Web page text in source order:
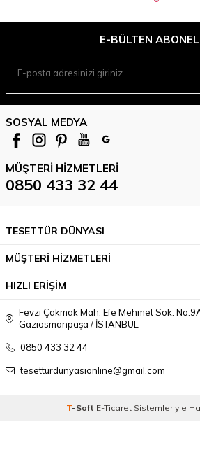
E-BÜLTEN
SOSYAL MEDYA
MÜŞTERI HIZMETLERI
0850 433 32 44
TESETTÜR DÜNYASI
MÜŞTERİ HİZMETLERİ
HIZLI ERİŞİM
Fevzi Çakmak Mah. Efe Mehmet Sok.
Gaziosmanpaşa / İSTANBUL
0850 433 32 44
tesetturdunyasionline@gmail.com
T-Soft E-TicaretSistemleriyle